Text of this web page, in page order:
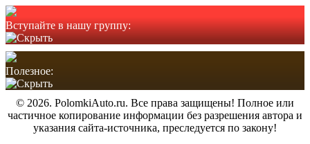
Вступайте в нашу группу:
Полезное:
© 2026. PolomkiAuto.ru. Все права защищены! Полное или
частичное копирование информации без разрешения автора и
указания сайта-источника, преследуется по закону!